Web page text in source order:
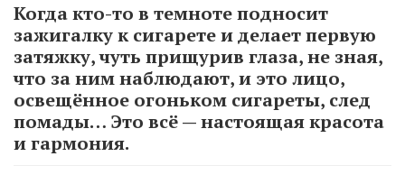
Когда кто-то в темноте подносит
зажигалку к сигарете и делает первую
затяжку, чуть прищурив глаза, не зная,
что за ним наблюдают, и это лицо,
освещённое огоньком сигареты, след
помады… Это всё — настоящая красота
и гармония.